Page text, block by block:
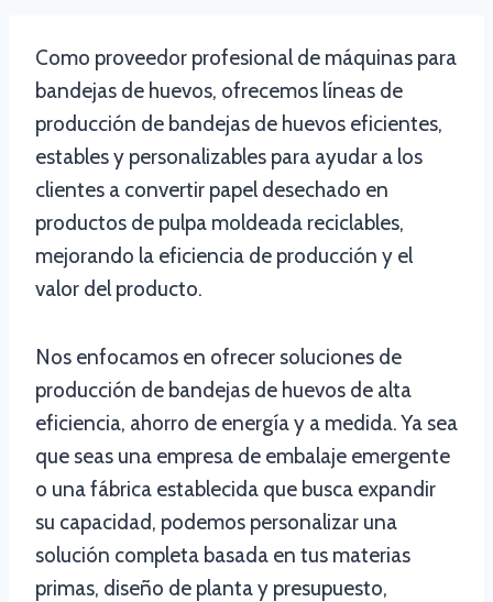
Como proveedor profesional de máquinas para
bandejas de huevos, ofrecemos líneas de
producción de bandejas de huevos eficientes,
estables y personalizables para ayudar a los
clientes a convertir papel desechado en
productos de pulpa moldeada reciclables,
mejorando la eficiencia de producción y el
valor del producto.
Nos enfocamos en ofrecer soluciones de
producción de bandejas de huevos de alta
eficiencia, ahorro de energía y a medida. Ya sea
que seas una empresa de embalaje emergente
o una fábrica establecida que busca expandir
su capacidad, podemos personalizar una
solución completa basada en tus materias
primas, diseño de planta y presupuesto,